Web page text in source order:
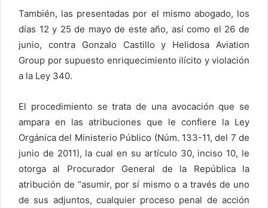
También, las presentadas por el mismo abogado, los
días 12 y 25 de mayo de este año, así como el 26 de
junio, contra Gonzalo Castillo y Helidosa Aviation
Group por supuesto enriquecimiento ilícito y violación
a la Ley 340.
El procedimiento se trata de una avocación que se
ampara en las atribuciones que le confiere la Ley
Orgánica del Ministerio Público (Núm. 133-11, del 7 de
junio de 2011), la cual en su artículo 30, inciso 10, le
otorga al Procurador General de la República la
atribución de “asumir, por sí mismo o a través de uno
de sus adjuntos, cualquier proceso penal de acción